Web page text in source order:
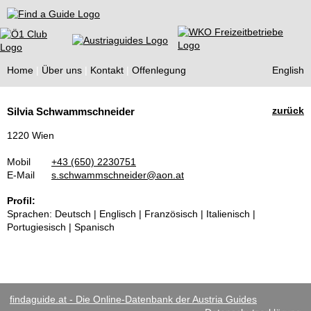
Find a Guide
Home Über uns Kontakt Offenlegung English
Guides
zurück
Silvia Schwammschneider
1220 Wien
Mobil
+43 (650) 2230751
E-Mail
s.schwammschneider@aon.at
Profil:
Sprachen: Deutsch | Englisch | Französisch | Italienisch |
Portugiesisch | Spanisch
findaguide.at - Die Online-Datenbank der Austria Guides